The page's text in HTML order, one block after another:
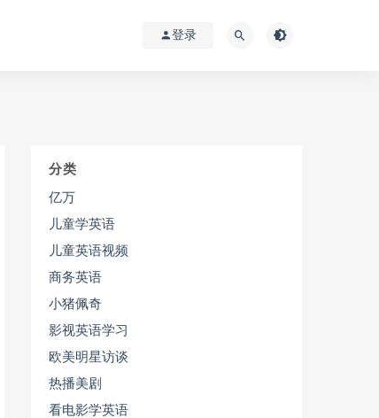
登录
分类
亿万
儿童学英语
儿童英语视频
商务英语
小猪佩奇
影视英语学习
欧美明星访谈
热播美剧
看电影学英语